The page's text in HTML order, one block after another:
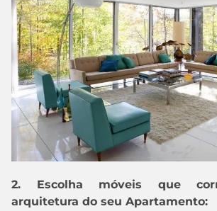
2. Escolha móveis que
arquitetura do seu Apartamento: